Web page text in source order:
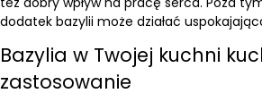
dodatek bazylii może działać
Bazylia w Twojej kuchni
zastosowanie